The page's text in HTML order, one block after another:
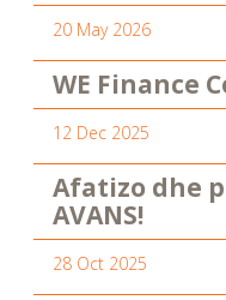
20 May 2026
WE Finance
12 Dec 2025
Afatizo dhe
AVANS!
28 Oct 2025